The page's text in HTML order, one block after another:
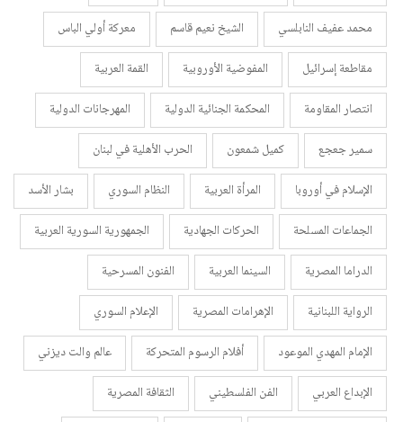
محمد عفيف النابلسي
الشيخ نعيم قاسم
معركة أولي الباس
مقاطعة إسرائيل
المفوضية الأوروبية
القمة العربية
انتصار المقاومة
المحكمة الجنائية الدولية
المهرجانات الدولية
سمير جعجع
كميل شمعون
الحرب الأهلية في لبنان
الإسلام في أوروبا
المرأة العربية النظام السوري
بشار الأسد
الجماعات المسلحة
الحركات الجهادية
الجمهورية السورية العربية
الدراما المصرية
السينما العربية
الفنون المسرحية
الرواية اللبنانية
الإهرامات المصرية
الإعلام السوري
الإمام المهدي الموعود
أفلام الرسوم المتحركة
عالم والت ديزني
الإبداع العربي
الفن الفلسطيني
الثقافة المصرية